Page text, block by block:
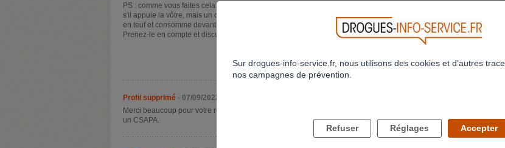
PS : comme vous faites cela avec votre copain cela peut être un allié si vous prenez les mêmes décisions ou
s'il appuie la vôtre, mais un obstacle si vous partez dans des directions différentes et que par exemple il part
en teuf et consomme devant vous alors que de votre côté vous faites des efforts pour réduire ou arrêter.
Prenez-le en compte et discutez avec lui aussi de ce qu'il voudrait faire.
Profil supprimé - 07/09/2022 à 16h15
Merci beaucoup pour votre réponse complète, je vais réfléchir à cela et regarder si dans ma ville (Angers) il y a
un CSAPA.
Sur drogues-info-service.fr, nous utilisons des cookies et d’autres
nos campagnes de prévention.
Refuser Réglages Accepter